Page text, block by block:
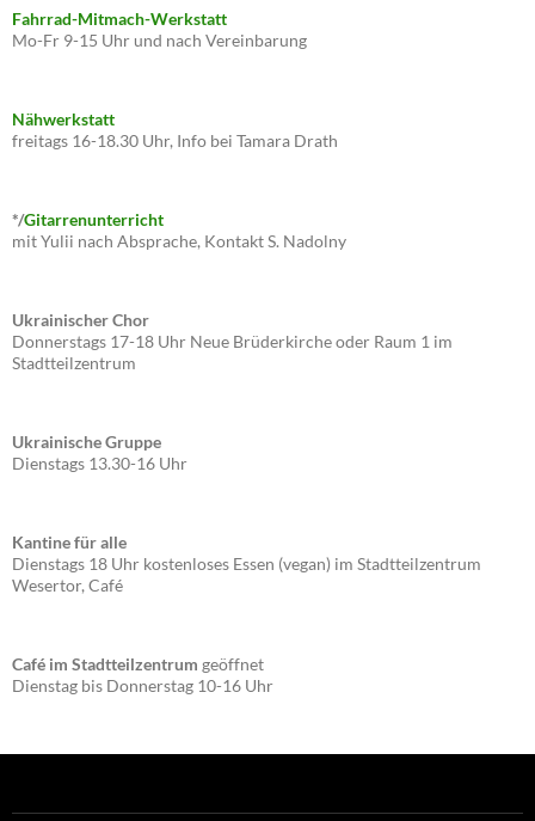
Fahrrad-Mitmach-Werkstatt
Mo-Fr 9-15 Uhr und nach Vereinbarung
Nähwerkstatt
freitags 16-18.30 Uhr, Info bei Tamara Drath
*/Gitarrenunterricht
mit Yulii nach Absprache, Kontakt S. Nadolny
Ukrainischer Chor
Donnerstags 17-18 Uhr Neue Brüderkirche oder Raum 1 im
Stadtteilzentrum
Ukrainische Gruppe
Dienstags 13.30-16 Uhr
Kantine für alle
Dienstags 18 Uhr kostenloses Essen (vegan) im Stadtteilzentrum
Wesertor, Café
Café im Stadtteilzentrum geöffnet
Dienstag bis Donnerstag 10-16 Uhr